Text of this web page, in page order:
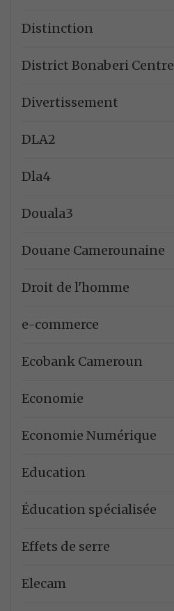
Distinction
District Bonaberi Centre
Divertissement
DLA2
Dla4
Douala3
Douane Camerounaine
Droit de l'homme
e-commerce
Ecobank Cameroun
Economie
Economie Numérique
Education
Éducation spécialisée
Effets de serre
Elecam